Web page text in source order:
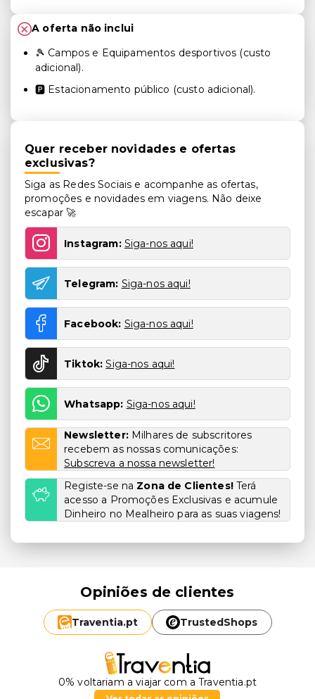
A oferta não inclui
🎾 Campos e Equipamentos desportivos (custo
adicional).
🅿️ Estacionamento público (custo adicional).
Quer receber novidades e ofertas
exclusivas?
Siga as Redes Sociais e acompanhe as ofertas,
promoções e novidades em viagens. Não deixe
escapar 🚀
Instagram: Siga-nos aqui!
Telegram: Siga-nos aqui!
Facebook: Siga-nos aqui!
Tiktok: Siga-nos aqui!
Whatsapp: Siga-nos aqui!
Newsletter: Milhares de subscritores
recebem as nossas comunicações:
Subscreva a nossa newsletter!
Registe-se na Zona de Clientes!Terá
acesso a Promoções Exclusivas e acumule
Dinheiro no Mealheiro para as suas viagens!
Opiniões de clientes
Traventia.pt TrustedShops
0% voltariam a viajar com a Traventia.pt